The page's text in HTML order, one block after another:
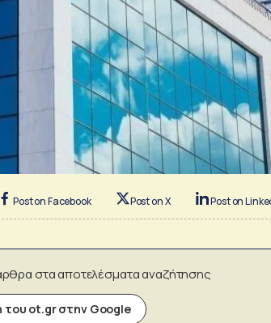
Post on Facebook Post on X Post on
στα αποτελέσματα αναζήτησης
του ot.gr στην Google